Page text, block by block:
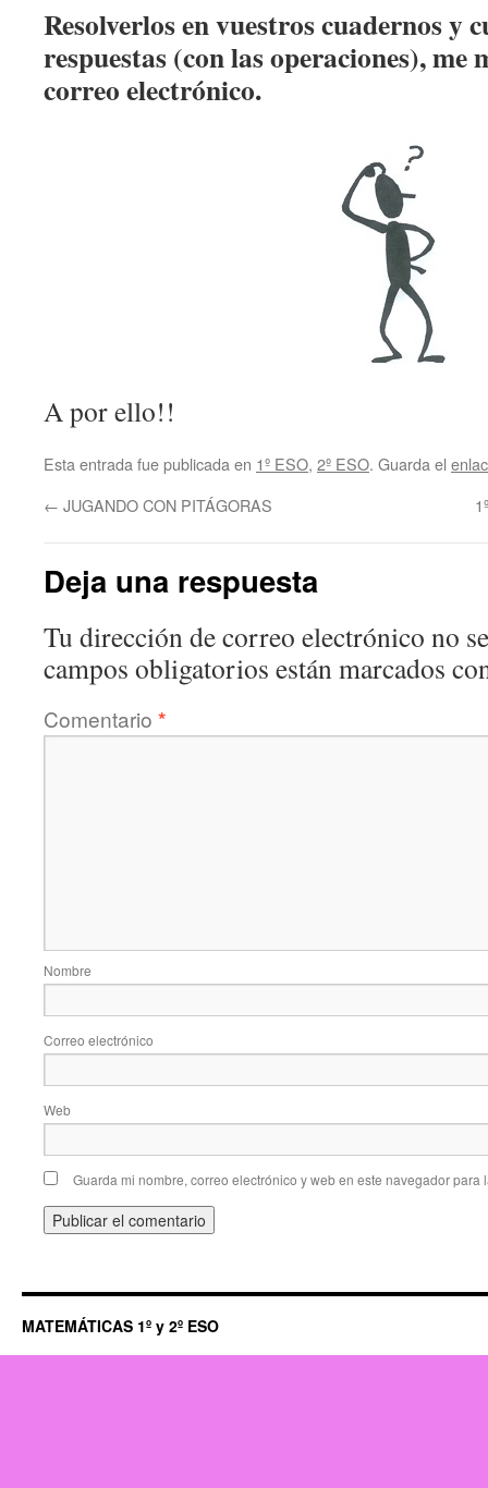
Resolverlos en vuestros cuadernos y
respuestas (con las operaciones), me
correo electrónico.
A por ello!!
Esta entrada fue publicada en 1º ESO, 2º ESO. Guarda el
← JUGANDO CON PITÁGORAS
Deja una respuesta
Tu dirección de correo electrónico no
campos obligatorios están marcados
Comentario *
Nombre
Correo electrónico
Web
Guarda mi nombre, correo electrónico y web en este navegador para
MATEMÁTICAS 1º y 2º ESO